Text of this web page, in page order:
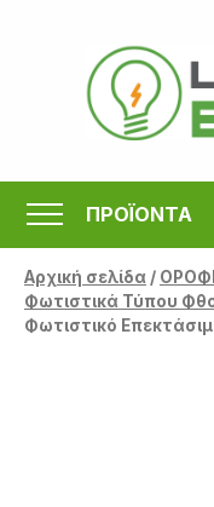
περιεχόμενο
ΠΡΟΪΟΝΤΑ
Αρχική σελίδα/
Φωτιστικά Τύπου
Φωτιστικό